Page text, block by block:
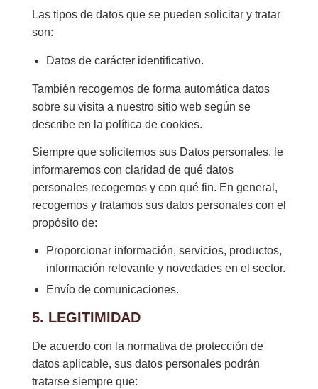
Las tipos de datos que se pueden solicitar y tratar
son:
Datos de carácter identificativo.
También recogemos de forma automática datos
sobre su visita a nuestro sitio web según se
describe en la política de cookies.
Siempre que solicitemos sus Datos personales, le
informaremos con claridad de qué datos
personales recogemos y con qué fin. En general,
recogemos y tratamos sus datos personales con el
propósito de:
Proporcionar información, servicios, productos,
información relevante y novedades en el sector.
Envío de comunicaciones.
5. LEGITIMIDAD
De acuerdo con la normativa de protección de
datos aplicable, sus datos personales podrán
tratarse siempre que: